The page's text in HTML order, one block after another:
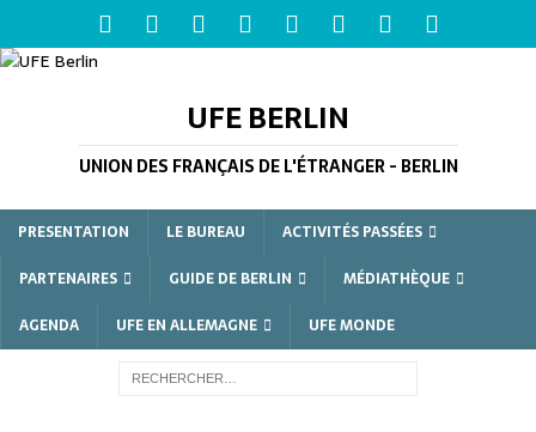
UFE BERLIN
UNION DES FRANÇAIS DE L'ÉTRANGER - BERLIN
PRESENTATION LE BUREAU
ACTIVITÉS PASSÉES
PARTENAIRES
GUIDE DE BERLIN
MÉDIATHÈQUE
AGENDA
UFE EN ALLEMAGNE UFE MONDE